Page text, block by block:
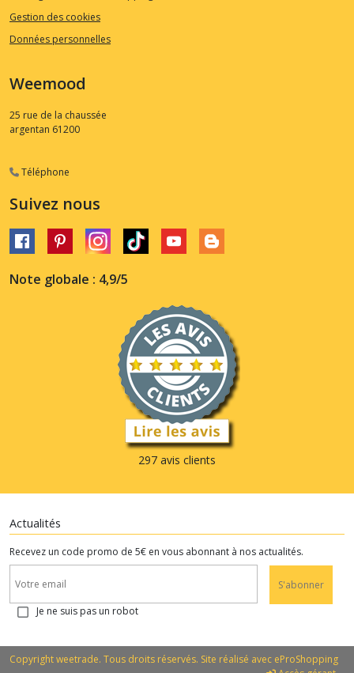
Gestion des cookies
Données personnelles
Weemood
25 rue de la chaussée
argentan 61200
Téléphone
Suivez nous
Note globale : 4,9/5
297 avis clients
Actualités
Recevez un code promo de 5€ en vous abonnant à nos actualités.
S'abonner
Je ne suis pas un robot
Copyright weetrade. Tous droits réservés. Site réalisé avec eProShopping